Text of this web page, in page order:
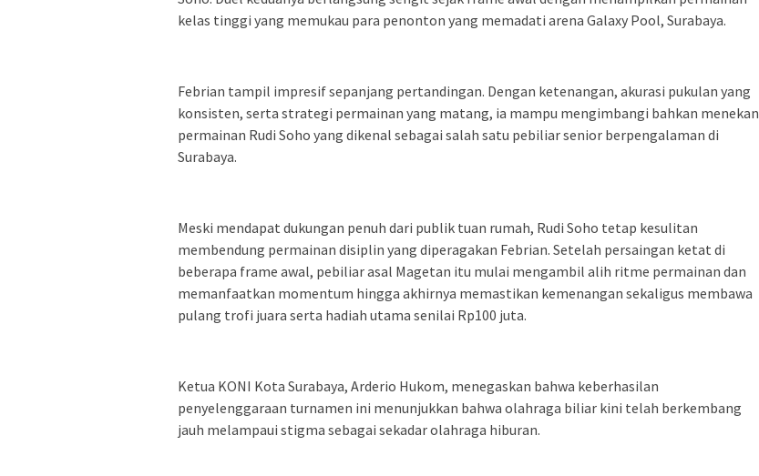
kelas tinggi yang memukau para penonton yang memadati arena Galaxy Pool, Surabaya.
Febrian tampil impresif sepanjang pertandingan. Dengan ketenangan, akurasi pukulan yang
konsisten, serta strategi permainan yang matang, ia mampu mengimbangi bahkan menekan
permainan Rudi Soho yang dikenal sebagai salah satu pebiliar senior berpengalaman di
Surabaya.
Meski mendapat dukungan penuh dari publik tuan rumah, Rudi Soho tetap kesulitan
membendung permainan disiplin yang diperagakan Febrian. Setelah persaingan ketat di
beberapa frame awal, pebiliar asal Magetan itu mulai mengambil alih ritme permainan dan
memanfaatkan momentum hingga akhirnya memastikan kemenangan sekaligus membawa
pulang trofi juara serta hadiah utama senilai Rp100 juta.
Ketua KONI Kota Surabaya, Arderio Hukom, menegaskan bahwa keberhasilan
penyelenggaraan turnamen ini menunjukkan bahwa olahraga biliar kini telah berkembang
jauh melampaui stigma sebagai sekadar olahraga hiburan.